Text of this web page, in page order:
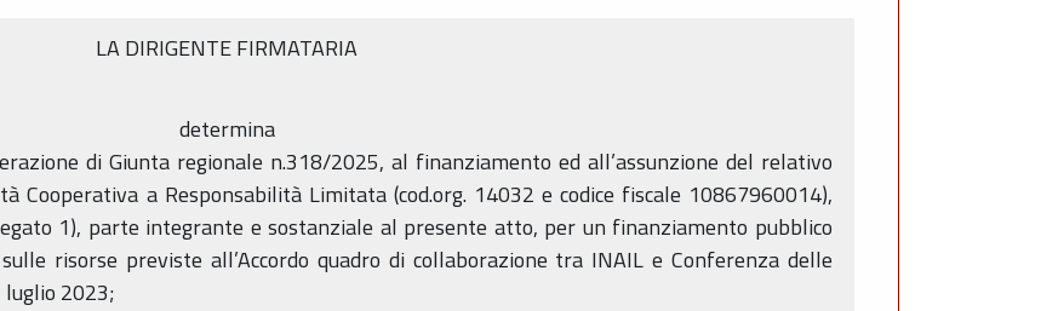
LA DIRIGENTE FIRMATARIA
determina
di Giunta regionale n.318/2025, al finanziamento ed all’assunzione del relativo
Cooperativa a Responsabilità Limitata (cod.org. 14032 e codice fiscale 10867960014),
1), parte integrante e sostanziale al presente atto, per un finanziamento pubblico
risorse previste all’Accordo quadro di collaborazione tra INAIL e Conferenza delle
luglio 2023;